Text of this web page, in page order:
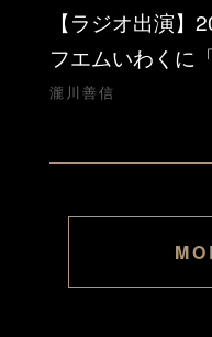
【ラジオ出演
フエムいわくに
瀧川善信